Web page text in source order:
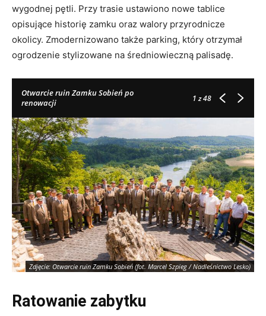
wygodnej pętli. Przy trasie ustawiono nowe tablice
opisujące historię zamku oraz walory przyrodnicze
okolicy. Zmodernizowano także parking, który otrzymał
ogrodzenie stylizowane na średniowieczną palisadę.
Otwarcie ruin Zamku Sobień po
renowacji
1z 48
Zdjęcie: Otwarcie ruin Zamku Sobień (fot. Marcel Szpieg / Nadleśnictwo Lesko)
Ratowanie zabytku